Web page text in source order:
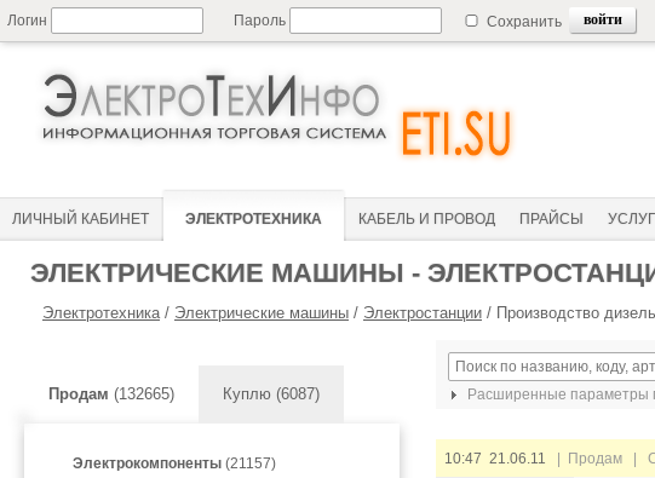
Логин Пароль Сохранить
ЛИЧНЫЙ КАБИНЕТ ЭЛЕКТРОТЕХНИКА КАБЕЛЬ И ПРОВОД ПРАЙСЫ
ЭЛЕКТРИЧЕСКИЕ МАШИНЫ -
Электротехника/ Электрические машины / Электростанции / Производство
Продам (132665) Куплю (6087)
Электрокомпоненты (21157)
Расширенные параметры
10:47 21.06.11 | Продам |